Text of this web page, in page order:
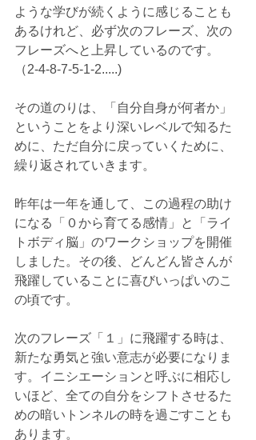
ような学びが続くように感じることも
あるけれど、必ず次のフレーズ、次の
フレーズへと上昇しているのです。
（2-4-8-7-5-1-2.....)
その道のりは、「自分自身が何者か」
ということをより深いレベルで知るた
めに、ただ自分に戻っていくために、
繰り返されていきます。
昨年は一年を通して、この過程の助け
になる「０から育てる感情」と「ライ
トボディ脳」のワークショップを開催
しました。その後、どんどん皆さんが
飛躍していることに喜びいっぱいのこ
の頃です。
次のフレーズ「１」に飛躍する時は、
新たな勇気と強い意志が必要になりま
す。イニシエーションと呼ぶに相応し
いほど、全ての自分をシフトさせるた
めの暗いトンネルの時を過ごすことも
あります。